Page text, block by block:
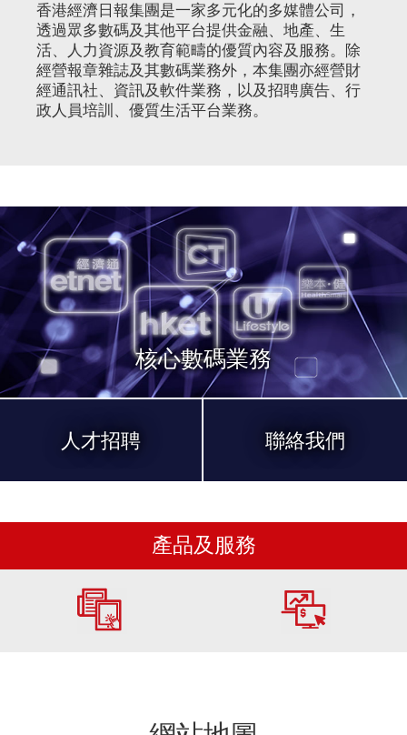
香港經濟日報集團是一家多元化的多媒體公司，
透過眾多數碼及其他平台提供金融、地產、生
活、人力資源及教育範疇的優質內容及服務。除
經營報章雜誌及其數碼業務外，本集團亦經營財
經通訊社、資訊及軟件業務，以及招聘廣告、行
政人員培訓、優質生活平台業務。
核心數碼業務
人才招聘 聯絡我們
產品及服務